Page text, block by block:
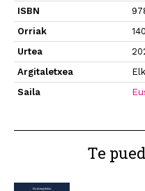
ISBN
Orriak
140
Urtea
Argitaletxea
Saila
Te